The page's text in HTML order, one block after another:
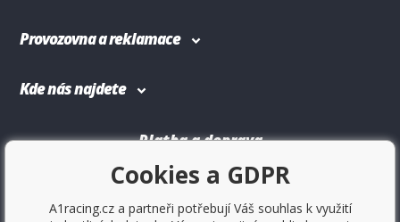
Provozovna a reklamace
Kde nás najdete
Platba a doprava
Cookies a GDPR
A1racing.cz a partneři potřebují Váš souhlas k využití